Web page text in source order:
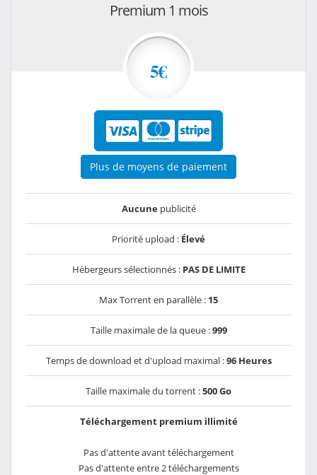
Premium 1 mois
5€
Plus de moyens de paiement
Aucunepublicité
Priorité upload : Élevé
Hébergeurs sélectionnés : PAS DE LIMITE
Max Torrent en parallèle : 15
Taille maximale de la queue :999
Temps de download et d'upload maximal :96 Heures
Taille maximale du torrent :500 Go
Téléchargement premium illimité
Pas d'attente avant téléchargement
Pas d'attente entre 2 téléchargements